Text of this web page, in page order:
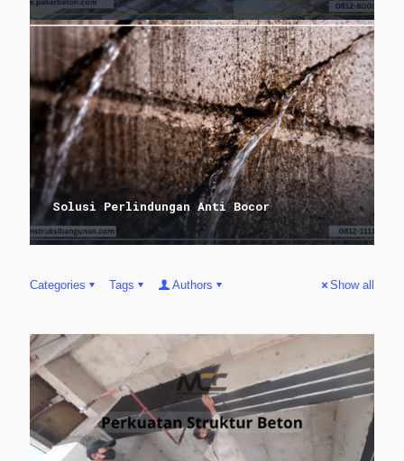
Solusi Perlindungan Anti Bocor
Categories Tags Authors Show all